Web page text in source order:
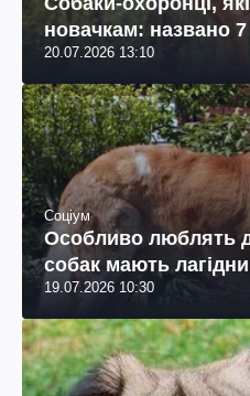
новачкам: названо 7
20.07.2026 13:10
Соціум
Особливо люблять
собак мають
19.07.2026 10:30